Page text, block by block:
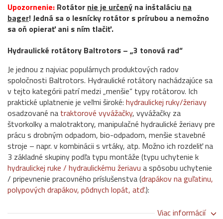
Upozornenie: Rotátor nie je určený na inštaláciu na
bager! Jedná sa o lesnícky rotátor s prírubou a nemožno
sa oň opierať ani s ním tlačiť.
Hydraulické rotátory Baltrotors – „3 tonová rad“
Je jednou z najviac populárnych produktových radov
spoločnosti Baltrotors. Hydraulické rotátory nachádzajúce sa
v tejto kategórii patrí medzi „menšie“ typy rotátorov. Ich
praktické uplatnenie je veľmi široké: hydraulickej ruky/žeriavy
osadzované na traktorové vyvážačky, vyvážačky za
štvorkolky a malotraktory, manipulačné hydraulické žeriavy pre
prácu s drobným odpadom, bio-odpadom, menšie stavebné
stroje – napr. v kombinácii s vrtáky, atp. Možno ich rozdeliť na
3 základné skupiny podľa typu montáže (typu uchytenie k
hydraulickej ruke / hydraulickému žeriavu a spôsobu uchytenie
/ pripevnenie pracovného príslušenstva (drapákov na guľatinu,
polypových drapákov, pôdnych lopát, atď.):
Viac informácií